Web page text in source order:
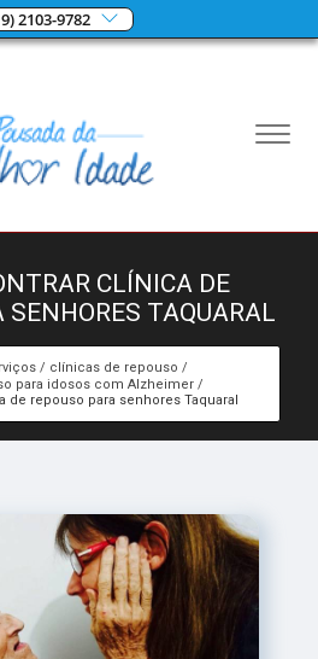
2103-9782
CLÍNICA DE
SENHORES TAQUARAL
clínicas de repouso
para idosos com Alzheimer
repouso para senhores Taquaral